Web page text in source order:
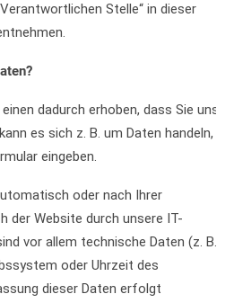
Stelle“ in dieser
dadurch erhoben, dass Sie uns
es sich z. B. um Daten handeln,
eingeben.
oder nach Ihrer
der Website durch unsere IT-
vor allem technische Daten (z. B.
oder Uhrzeit des
dieser Daten erfolgt